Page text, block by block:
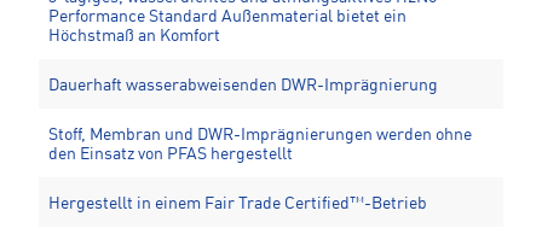
Performance Standard Außenmaterial bietet ein
Höchstmaß an Komfort
Dauerhaft wasserabweisenden DWR-Imprägnierung
Stoff, Membran und DWR-Imprägnierungen werden ohne
den Einsatz von PFAS hergestellt
Hergestellt in einem Fair Trade Certified™-Betrieb